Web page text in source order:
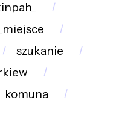
szukanie
komuna